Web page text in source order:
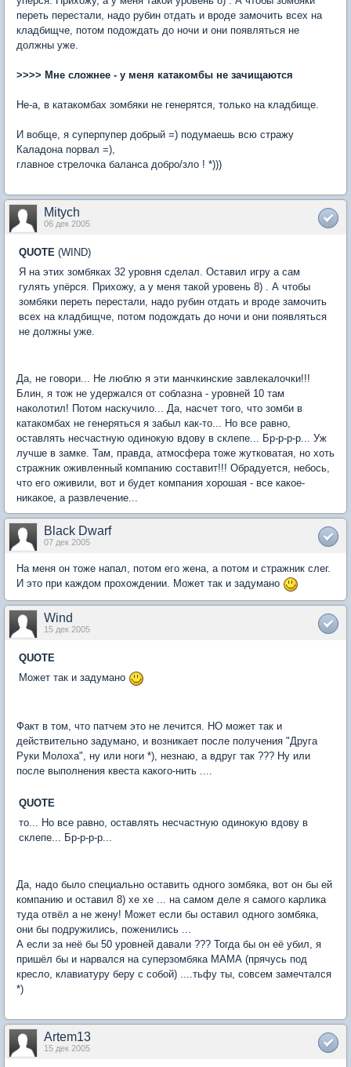
переть перестали, надо рубин отдать и вроде замочить всех на
кладбищче, потом подождать до ночи и они появляться не
должны уже.
>>>> Мне сложнее - у меня катакомбы не зачищаются
Не-а, в катакомбах зомбяки не генерятся, только на кладбище.
И вобще, я суперпупер добрый =) подумаешь всю стражу
Каладона порвал =),
главное стрелочка баланса добро/зло ! *)))
Mitych
06 дек 2005
QUOTE (WIND)
Я на этих зомбяках 32 уровня сделал. Оставил игру а сам
гулять упёрся. Прихожу, а у меня такой уровень 8) . А чтобы
зомбяки переть перестали, надо рубин отдать и вроде замочить
всех на кладбищче, потом подождать до ночи и они появляться
не должны уже.
Да, не говори... Не люблю я эти манчкинские завлекалочки!!!
Блин, я тож не удержался от соблазна - уровней 10 там
наколотил! Потом наскучило... Да, насчет того, что зомби в
катакомбах не генеряться я забыл как-то... Но все равно,
оставлять несчастную одинокую вдову в склепе... Бр-р-р-р... Уж
лучше в замке. Там, правда, атмосфера тоже жутковатая, но хоть
стражник оживленный компанию составит!!! Обрадуется, небось,
что его оживили, вот и будет компания хорошая - все какое-
никакое, а развлечение...
Black Dwarf
07 дек 2005
На меня он тоже напал, потом его жена, а потом и стражник слег.
И это при каждом прохождении. Может так и задумано
Wind
15 дек 2005
QUOTE
Может так и задумано
Факт в том, что патчем это не лечится. НО может так и
действительно задумано, и возникает после получения "Друга
Руки Молоха", ну или ноги *), незнаю, а вдруг так ??? Ну или
после выполнения квеста какого-нить ....
QUOTE
то... Но все равно, оставлять несчастную одинокую вдову в
склепе... Бр-р-р-р...
Да, надо было специально оставить одного зомбяка, вот он бы ей
компанию и оставил 8) хе хе ... на самом деле я самого карлика
туда отвёл а не жену! Может если бы оставил одного зомбяка,
они бы подружились, поженились ...
А если за неё бы 50 уровней давали ??? Тогда бы он её убил, я
пришёл бы и нарвался на суперзомбяка МАМА (прячусь под
кресло, клавиатуру беру с собой) ....тьфу ты, совсем замечтался
*)
Artem13
15 дек 2005